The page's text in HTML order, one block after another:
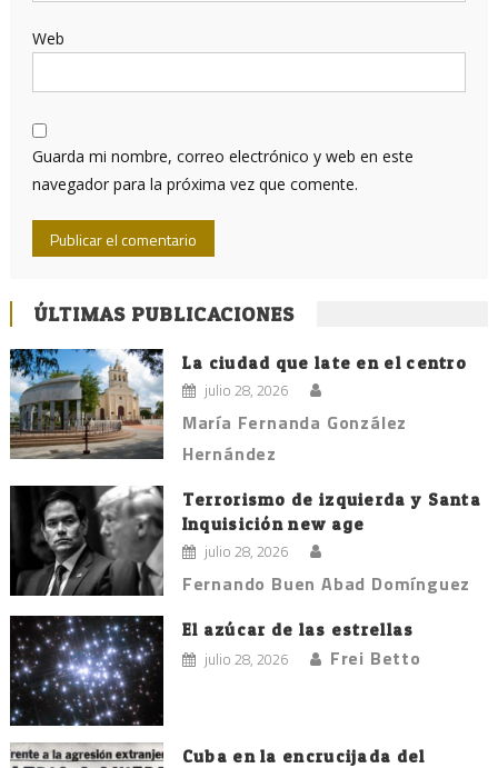
Web
Guarda mi nombre, correo electrónico y web en este
navegador para la próxima vez que comente.
ÚLTIMAS PUBLICACIONES
La ciudad que late en el centro
julio 28, 2026
María Fernanda González
Hernández
Terrorismo de izquierda y Santa
Inquisición new age
julio 28, 2026
Fernando Buen Abad Domínguez
El azúcar de las estrellas
julio 28, 2026 Frei Betto
Cuba en la encrucijada del